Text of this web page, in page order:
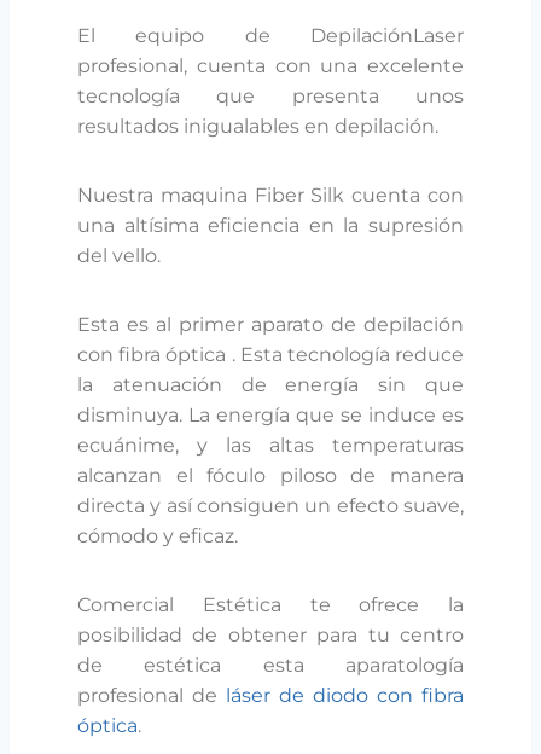
El equipo de DepilaciónLaser
profesional, cuenta con una excelente
tecnología que presenta unos
resultados inigualables en depilación.
Nuestra maquina Fiber Silk cuenta con
una altísima eficiencia en la supresión
del vello.
Esta es al primer aparato de depilación
con fibra óptica . Esta tecnología reduce
la atenuación de energía sin que
disminuya. La energía que se induce es
ecuánime, y las altas temperaturas
alcanzan el fóculo piloso de manera
directa y así consiguen un efecto suave,
cómodo y eficaz.
Comercial Estética te ofrece la
posibilidad de obtener para tu centro
de estética esta aparatología
profesional de láser de diodo con fibra
óptica.